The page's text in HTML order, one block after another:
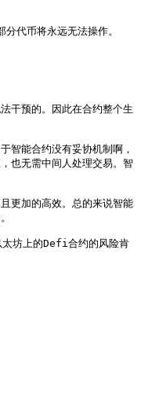
代币将永远无法操作。
干预的。因此在合约整个生
智能合约没有妥协机制啊，
也无需中间人处理交易。智
更加的高效。总的来说智能
太坊上的Defi合约的风险肯